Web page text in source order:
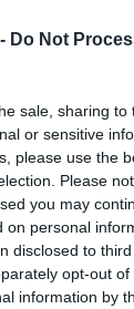
Do Not
sale, sharing to
or sensitive
please use the
Please
you may
on personal
disclosed to
opt-out
information by
gratuïta
les últimes